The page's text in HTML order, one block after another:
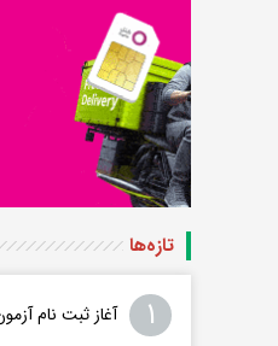
تازه‌ها
۱ آغاز ثبت نام